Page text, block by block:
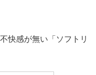
快感が無い「ソフトリ